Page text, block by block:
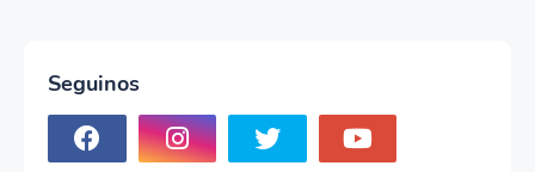
Seguinos